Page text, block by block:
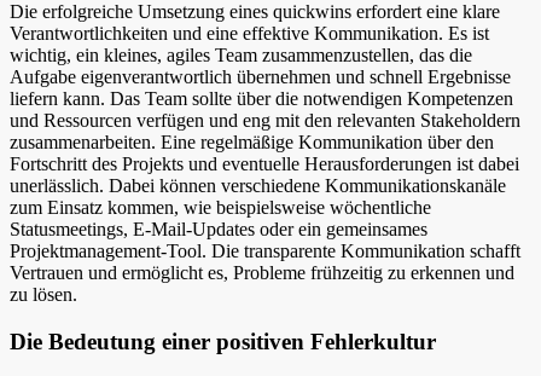
Die erfolgreiche Umsetzung eines quickwins erfordert eine klare
Verantwortlichkeiten und eine effektive Kommunikation. Es ist
wichtig, ein kleines, agiles Team zusammenzustellen, das die
Aufgabe eigenverantwortlich übernehmen und schnell Ergebnisse
liefern kann. Das Team sollte über die notwendigen Kompetenzen
und Ressourcen verfügen und eng mit den relevanten Stakeholdern
zusammenarbeiten. Eine regelmäßige Kommunikation über den
Fortschritt des Projekts und eventuelle Herausforderungen ist dabei
unerlässlich. Dabei können verschiedene Kommunikationskanäle
zum Einsatz kommen, wie beispielsweise wöchentliche
Statusmeetings, E-Mail-Updates oder ein gemeinsames
Projektmanagement-Tool. Die transparente Kommunikation schafft
Vertrauen und ermöglicht es, Probleme frühzeitig zu erkennen und
zu lösen.
Die Bedeutung einer positiven Fehlerkultur